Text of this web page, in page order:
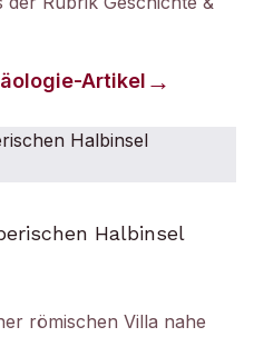
-Artikel
Halbinsel
römischen Villa nahe